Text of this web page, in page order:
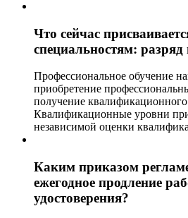
Что сейчас
специальностям: разряд
Профессиональное обучение
приобретение
получение квалификационного
Квалификационные уровни
независимой оценки
Каким приказом
ежегодное продление
удостоверения?